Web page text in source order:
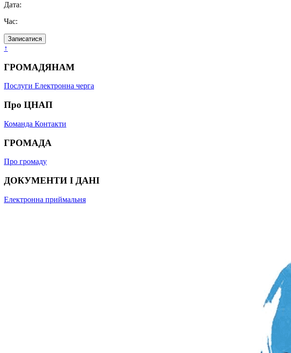
Дата:
Час:
Записатися
↑
ГРОМАДЯНАМ
Послуги Електронна черга
Про ЦНАП
Команда Контакти
ГРОМАДА
Про громаду
ДОКУМЕНТИ І ДАНІ
Електронна приймальня